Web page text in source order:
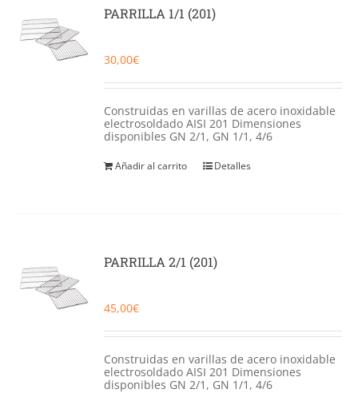
Food Service y Vending
PARRILLA 1/1 (201)
30,00€
Construidas en varillas de acero inoxidable
electrosoldado AISI 201 Dimensiones
disponibles GN 2/1, GN 1/1, 4/6
Añadir al carrito Detalles
PARRILLA 2/1 (201)
45,00€
Construidas en varillas de acero inoxidable
electrosoldado AISI 201 Dimensiones
disponibles GN 2/1, GN 1/1, 4/6